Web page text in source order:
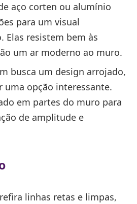
aço corten ou alumínio
para um visual
Elas resistem bem às
um ar moderno ao muro.
busca um design arrojado,
uma opção interessante.
em partes do muro para
de amplitude e
linhas retas e limpas,